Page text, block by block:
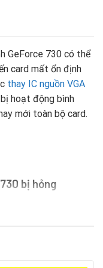
GeForce 730 có thể
card mất ổn định
thay IC nguồn VGA
hoạt động bình
mới toàn bộ card.
bị hỏng